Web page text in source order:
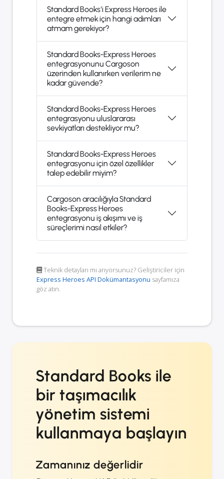
Standard Books'i Express Heroes ile
entegre etmek için hangi adımları
atmam gerekiyor?
Standard Books-Express Heroes
entegrasyonunu Cargoson
üzerinden kullanırken verilerim ne
kadar güvende?
Standard Books-Express Heroes
entegrasyonu uluslararası
sevkiyatları destekliyor mu?
Standard Books-Express Heroes
entegrasyonu için özel özellikler
talep edebilir miyim?
Cargoson aracılığıyla Standard
Books-Express Heroes
entegrasyonu iş akışımı ve iş
süreçlerimi nasıl etkiler?
Teknik detayları mı arıyorsunuz? Geliştiriciler için
Express Heroes API Dokümantasyonu sayfamıza
göz atın.
Standard Books ile
bir taşımacılık
yönetim sistemi
kullanmaya başlayın
Zamanınız değerlidir